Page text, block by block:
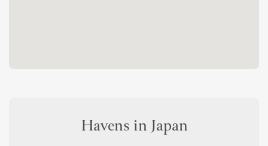
Havens in Japan